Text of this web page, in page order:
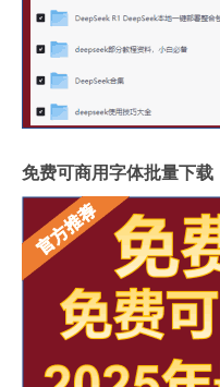
免费可商用字体批量下载